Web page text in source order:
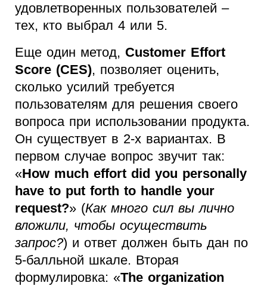
удовлетворенных пользователей –
тех, кто выбрал 4 или 5.
Еще один метод, Customer Effort
Score (CES), позволяет оценить,
сколько усилий требуется
пользователям для решения своего
вопроса при использовании продукта.
Он существует в 2-х вариантах. В
первом случае вопрос звучит так:
«How much effort did you personally
have to put forth to handle your
request?» (Как много сил вы лично
вложили, чтобы осуществить
запрос?) и ответ должен быть дан по
5-балльной шкале. Вторая
формулировка: «The organization